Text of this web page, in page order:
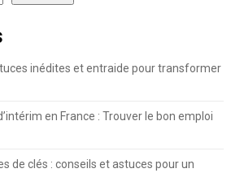
inédites et entraide pour transformer
en France : Trouver le bon emploi
de clés : conseils et astuces pour un